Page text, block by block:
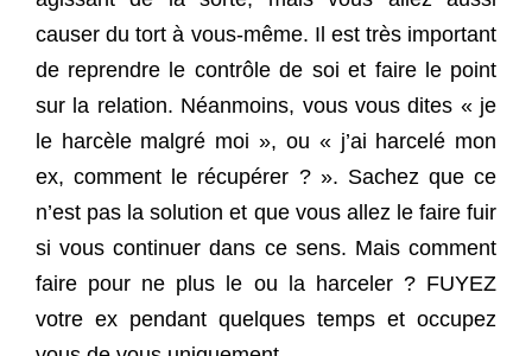
causer du tort à vous-même. Il est très important
de reprendre le contrôle de soi et faire le point
sur la relation. Néanmoins, vous vous dites « je
le harcèle malgré moi », ou « j’ai harcelé mon
ex, comment le récupérer ? ». Sachez que ce
n’est pas la solution et que vous allez le faire fuir
si vous continuer dans ce sens. Mais comment
faire pour ne plus le ou la harceler ? FUYEZ
votre ex pendant quelques temps et occupez